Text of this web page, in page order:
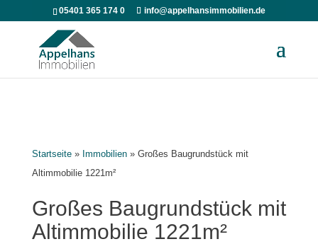
05401 365 174 0 info@appelhansimmobilien.de
Startseite» Immobilien» Großes Baugrundstück mit
Altimmobilie 1221m²
Großes Baugrundstück mit
Altimmobilie 1221m²